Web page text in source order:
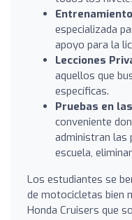
especializada
apoyo para la
Lecciones
aquellos que
específicas.
Pruebas en
conveniente
administran las
escuela,
Los estudiantes se
de motocicletas bien
Honda Cruisers que